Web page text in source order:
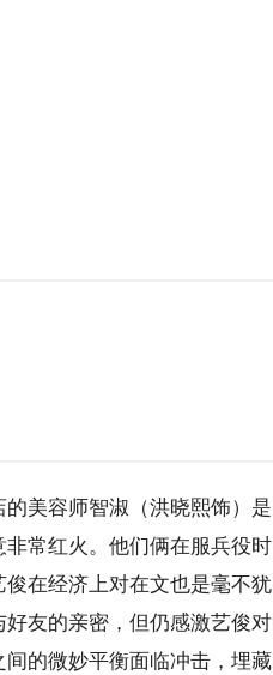
美容师智淑（洪晓熙饰）是
常红火。他们俩在服兵役时
在经济上对在文也是毫不犹
友的亲密，但仍感激艺俊对
的微妙平衡面临冲击，埋藏